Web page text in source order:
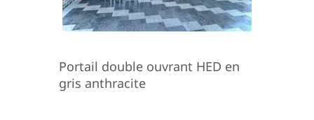
Portail double ouvrant HED en
gris anthracite